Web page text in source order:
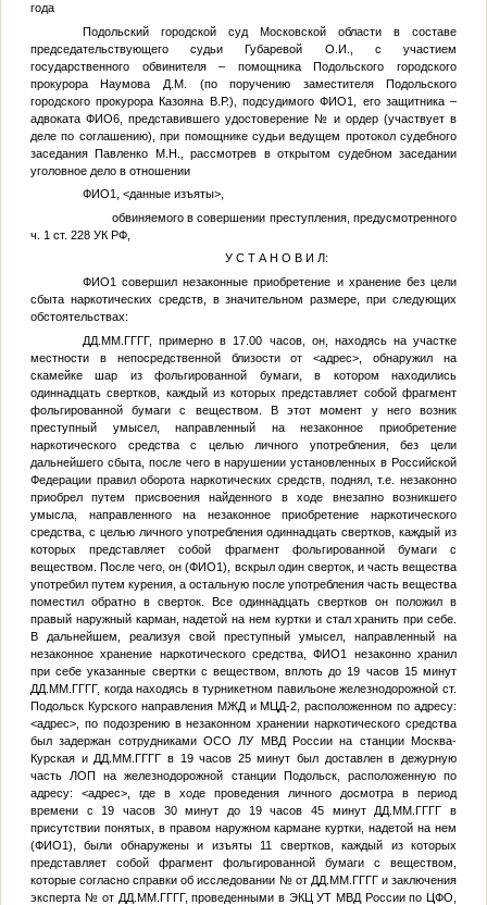
года
Подольский городской суд Московской области в составе
председательствующего судьи Губаревой О.И., с участием
государственного обвинителя – помощника Подольского городского
прокурора Наумова Д.М. (по поручению заместителя Подольского
городского прокурора Казояна В.Р.), подсудимогоФИО1
, его защитника –
адвоката ФИО6, представившего удостоверение № и ордер (участвует в
деле по соглашению), при помощнике судьи ведущем протокол судебного
заседания Павленко М.Н., рассмотрев в открытом судебном заседании
уголовное дело в отношении
ФИО1
<данные изъяты>,
обвиняемого в совершении преступления, предусмотренного
ч. 1 ст. 228 УК РФ,
У С Т А Н О В И Л:
ФИО1 совершил незаконные приобретение и хранение без цели
сбыта наркотических средств, в значительном размере, при следующих
обстоятельствах:
ДД.ММ.ГГГГ, примерно в 17.00 часов, он, находясь на участке
местности в непосредственной близости от<адрес> , обнаружил на
скамейке шар из фольгированной бумаги, в котором находились
одиннадцать свертков, каждый из которых представляет собой фрагмент
фольгированной бумаги с веществом. В этот момент у него возник
преступный умысел, направленный на незаконное приобретение
наркотического средства с целью личного употребления, без цели
дальнейшего сбыта, после чего в нарушении установленных в Российской
Федерации правил оборота наркотических средств, поднял, т.е. незаконно
приобрел путем присвоения найденного в ходе внезапно возникшего
умысла, направленного на незаконное приобретение наркотического
средства, с целью личного употребления одиннадцать свертков, каждый из
которых представляет собой фрагмент фольгированной бумаги с
веществом. После чего, он (ФИО1), вскрыл один сверток, и часть вещества
употребил путем курения, а остальную после употребления часть вещества
поместил обратно в сверток. Все одиннадцать свертков он положил в
правый наружный карман, надетой на нем куртки и стал хранить при себе.
В дальнейшем, реализуя свой преступный умысел, направленный на
незаконное хранение наркотического средства,ФИО1
незаконно хранил
при себе указанные свертки с веществом, вплоть до 19 часов 15 минут
ДД.ММ.ГГГГ, когда находясь в турникетном павильоне железнодорожной ст.
Подольск Курского направления МЖД и МЦД-2, расположенном по адресу:
<адрес>, по подозрению в незаконном хранении наркотического средства
был задержан сотрудниками ОСО ЛУ МВД России на станции Москва-
Курская и ДД.ММ.ГГГГ в 19 часов 25 минут был доставлен в дежурную
часть ЛОП на железнодорожной станции Подольск, расположенную по
адресу: <адрес> , где в ходе проведения личного досмотра в период
времени с 19 часов 30 минут до 19 часов 45 минут ДД.ММ.ГГГГ в
присутствии понятых, в правом наружном кармане куртки, надетой на нем
(ФИО1), были обнаружены и изъяты 11 свертков, каждый из которых
представляет собой фрагмент фольгированной бумаги с веществом,
которые согласно справки об исследовании №от ДД.ММ.ГГГГи заключения
эксперта № от ДД.ММ.ГГГГ, проведенными в ЭКЦ УТ МВД России по ЦФО,